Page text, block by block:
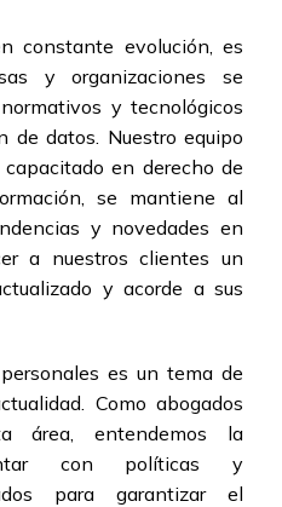
constante evolución, es
y organizaciones se
y tecnológicos
de datos. Nuestro equipo
en derecho de
se mantiene al
y novedades en
a nuestros clientes un
y acorde a sus
es un tema de
Como abogados
área, entendemos la
con políticas y
para garantizar el